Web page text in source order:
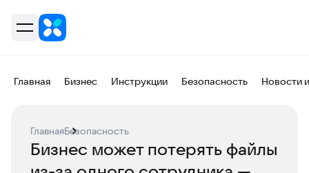
Главная Бизнес Инструкции Безопасность Новости
ГлавнаяБезопасность
Бизнес может потерять файлы